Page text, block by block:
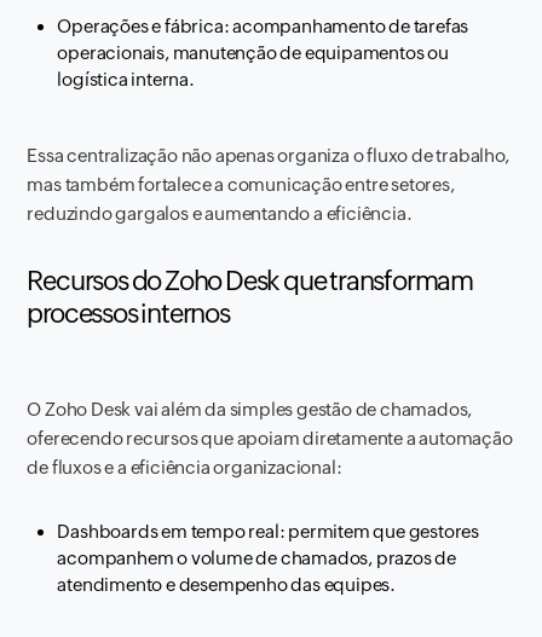
Operações e fábrica: acompanhamento de tarefas
operacionais, manutenção de equipamentos ou
logística interna.
Essa centralização não apenas organiza o fluxo de trabalho,
mas também fortalece a comunicação entre setores,
reduzindo gargalos e aumentando a eficiência.
Recursos do Zoho Desk que transformam
processos internos
O Zoho Desk vai além da simples gestão de chamados,
oferecendo recursos que apoiam diretamente a automação
de fluxos e a eficiência organizacional:
Dashboards em tempo real: permitem que gestores
acompanhem o volume de chamados, prazos de
atendimento e desempenho das equipes.